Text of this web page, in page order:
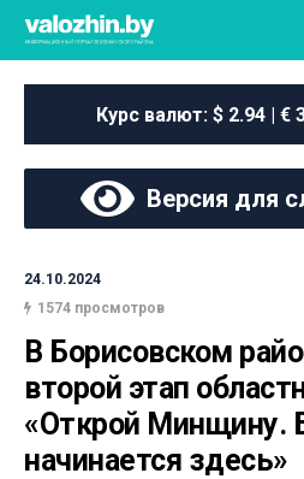
Курс валют: $ 2.94 | €
Версия для
24.10.2024
1574 просмотров
В Борисовском
второй этап
«Открой Минщину.
начинается здесь»